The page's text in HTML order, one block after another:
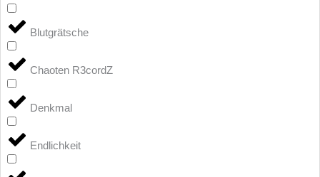
Blutgrätsche
Chaoten R3cordZ
Denkmal
Endlichkeit